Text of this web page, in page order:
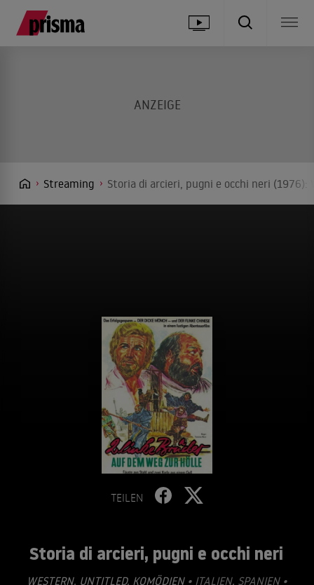
Streaming Storia di arcieri, pugni e occhi neri
TEILEN
Storia di arcieri, pugni e occhi neri
WESTERN, UNTITLED, KOMÖDIEN• ITALIEN, SPANIEN •